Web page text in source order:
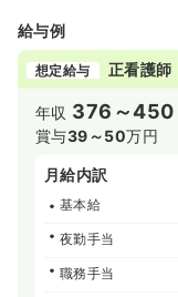
きます。
給与例
想定給与 正看護師
年収 376～450
賞与39～50万円
月給内訳
基本給
夜勤手当
職務手当